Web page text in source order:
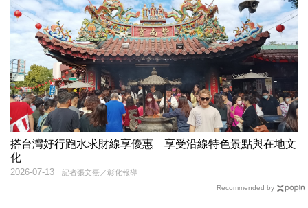
搭台灣好行跑水求財線享優惠 享受沿線特色景點與在地文
化
記者張文熹／彰化報導
2026-07-13
Recommended by